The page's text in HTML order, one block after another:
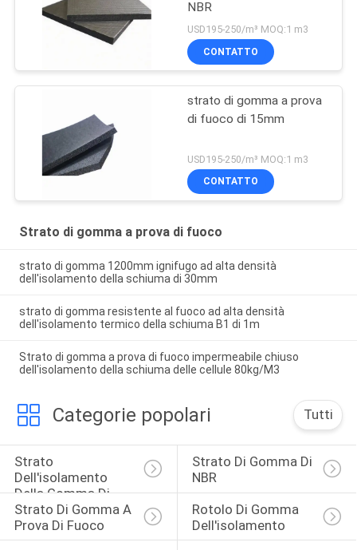
NBR
USD195-250/m³ MOQ:1 m3
CONTATTO
strato di gomma a prova
di fuoco di 15mm
USD195-250/m³ MOQ:1 m3
CONTATTO
Strato di gomma a prova di fuoco
strato di gomma 1200mm ignifugo ad alta densità
dell'isolamento della schiuma di 30mm
strato di gomma resistente al fuoco ad alta densità
dell'isolamento termico della schiuma B1 di 1m
Strato di gomma a prova di fuoco impermeabile chiuso
dell'isolamento della schiuma delle cellule 80kg/M3
Categorie popolari Tutti
Strato
Dell'isolamento
Della Gomma Di
Nitrile
Strato Di Gomma Di
NBR
Strato Di Gomma A
Prova Di Fuoco
Rotolo Di Gomma
Dell'isolamento